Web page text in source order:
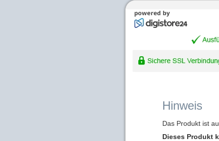
Hinweis
Das Produkt ist
Dieses Produkt